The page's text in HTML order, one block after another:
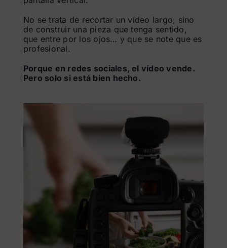
No se trata de recortar un vídeo largo, sino
de construir una pieza que tenga sentido,
que entre por los ojos… y que se note que es
profesional.
Porque en redes sociales, el vídeo vende.
Pero solo si está bien hecho.